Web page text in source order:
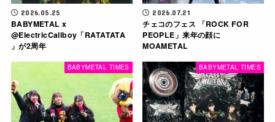
2026.05.25
BABYMETAL x
‪@ElectricCallboy‬「RATATATA
」が2周年
2026.07.21
チェコのフェス 「ROCK FOR
PEOPLE」来年の顔に
MOAMETAL
BABYMETAL TIMES BABYMETAL TIMES